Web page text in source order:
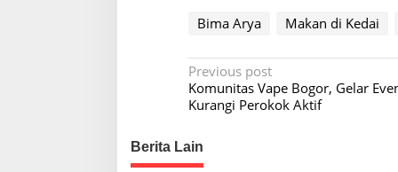
Bima Arya Makan di Kedai
P
o
t
Previous post
Komunitas Vape Bogor, Gelar
Kurangi Perokok Aktif
Berita Lain